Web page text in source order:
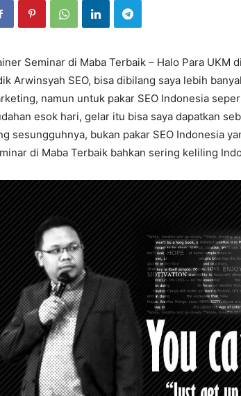
Seminar di Maba Terbaik – Halo Para UKM
Arwinsyah SEO, bisa dibilang saya lebih
namun untuk pakar SEO Indonesia
esok hari, gelar itu bisa saya dapatkan
sesungguhnya, bukan pakar SEO Indonesia
di Maba Terbaik bahkan sering keliling